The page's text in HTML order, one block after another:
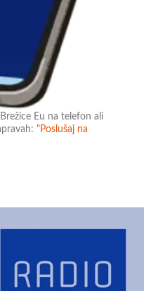
Eu na telefon ali
"Poslušaj na